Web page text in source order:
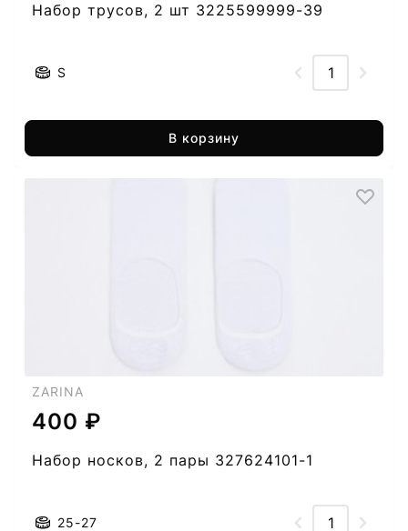
Набор трусов, 2 шт 3225599999-39
S
В корзину
ZARINA
400 ₽
Набор носков, 2 пары 327624101-1
25-27